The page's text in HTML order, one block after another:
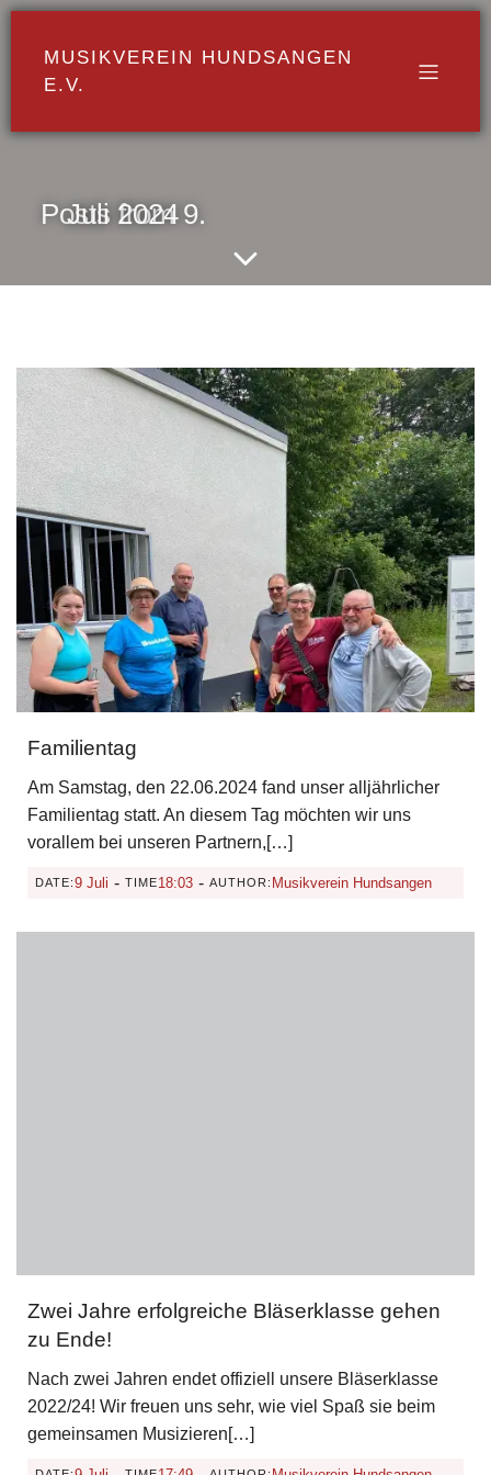
MUSIKVEREIN HUNDSANGEN
E.V.
Posts from 9. Juli 2024
Familientag
Am Samstag, den 22.06.2024 fand unser alljährlicher
Familientag statt. An diesem Tag möchten wir uns
vorallem bei unseren Partnern,[…]
DATE:9 Juli - TIME18:03 - AUTHOR: Musikverein Hundsangen
Zwei Jahre erfolgreiche Bläserklasse gehen
zu Ende!
Nach zwei Jahren endet offiziell unsere Bläserklasse
2022/24! Wir freuen uns sehr, wie viel Spaß sie beim
gemeinsamen Musizieren[…]